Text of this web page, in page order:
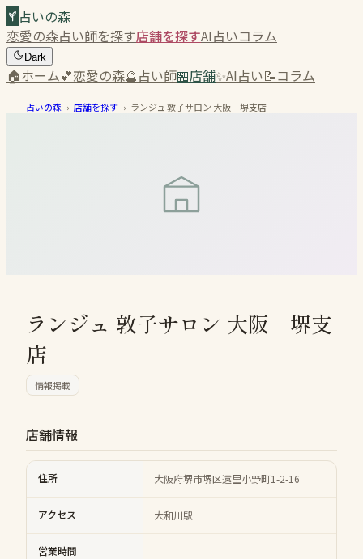
占いの森
恋愛の森占い師を探す店舗を探すAI占いコラム
Dark
🏠ホーム💕恋愛の森🔮占い師🏪店舗✨AI占い📝コラム
占いの森 › 店舗を探す › ランジュ 敦子サロン 大阪 堺支店
ランジュ 敦子サロン 大阪 堺支
店
情報掲載
店舗情報
住所 大阪府堺市堺区遠里小野町1-2-16
アクセス 大和川駅
営業時間